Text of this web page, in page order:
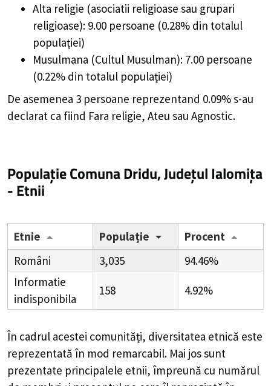
Alta religie (asociatii religioase sau grupari
religioase): 9.00 persoane (0.28% din totalul
populației)
Musulmana (Cultul Musulman): 7.00 persoane
(0.22% din totalul populației)
De asemenea 3 persoane reprezentand 0.09% s-au
declarat ca fiind Fara religie, Ateu sau Agnostic.
Populație Comuna Dridu, Județul Ialomița
- Etnii
Etnie Populație
Procent
Români
3,035
94.46%
Informatie
indisponibila
158 4.92%
În cadrul acestei comunități, diversitatea etnică este
reprezentată în mod remarcabil. Mai jos sunt
prezentate principalele etnii, împreună cu numărul